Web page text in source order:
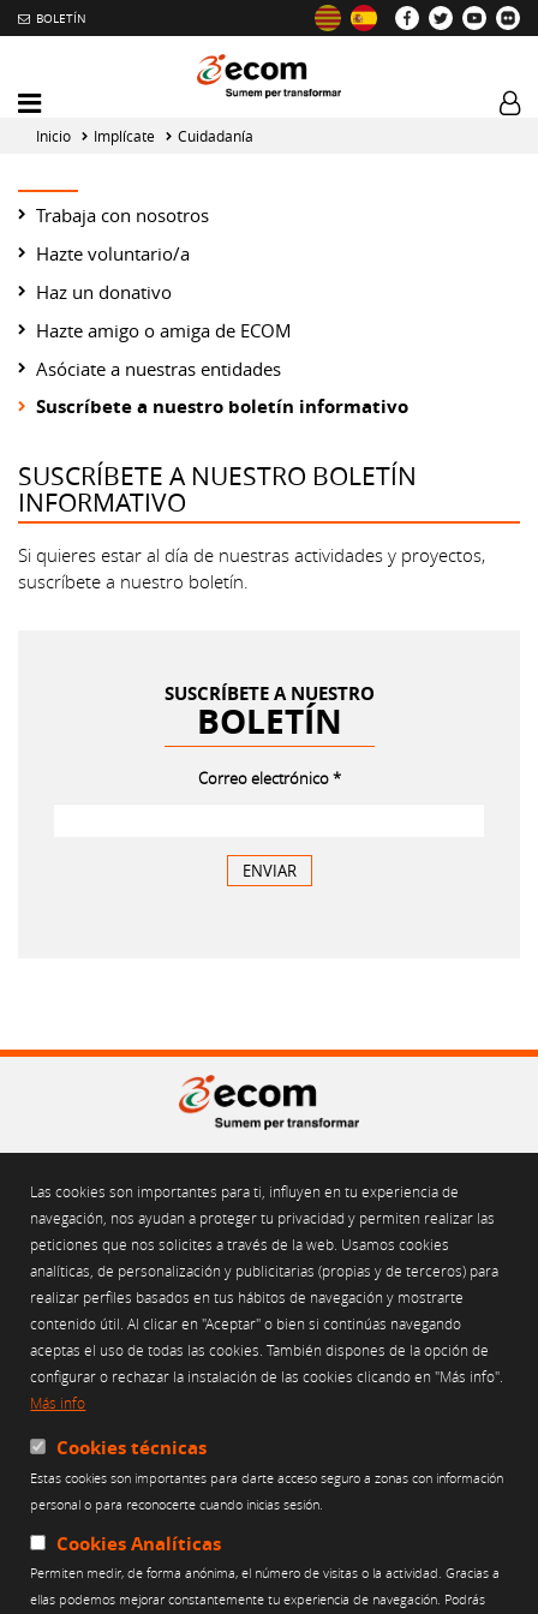
Las cookies son importantes para ti, influyen en tu experiencia de
navegación, nos ayudan a proteger tu privacidad y permiten realizar las
peticiones que nos solicites a través de la web. Usamos cookies
analíticas, de personalización y publicitarias (propias y de terceros) para
realizar perfiles basados en tus hábitos de navegación y mostrarte
contenido útil. Al clicar en "Aceptar" o bien si continúas navegando
aceptas el uso de todas las cookies. También dispones de la opción de
configurar o rechazar la instalación de las cookies clicando en "Más info".
Más info
Cookies técnicas
Estas cookies son importantes para darte acceso seguro a zonas con información
personal o para reconocerte cuando inicias sesión.
Cookies Analíticas
Permiten medir, de forma anónima, el número de visitas o la actividad. Gracias a
ellas podemos mejorar constantemente tu experiencia de navegación. Podrás
BOLETÍN
Intercambiador
del
menú
principal
Inicio Implícate Cuidadanía
Trabaja con nosotros
Hazte voluntario/a
Haz un donativo
Hazte amigo o amiga de ECOM
Asóciate a nuestras entidades
Suscríbete a nuestro boletín informativo
SUSCRÍBETE A NUESTRO BOLETÍN
INFORMATIVO
Si quieres estar al día de nuestras actividades y proyectos,
suscríbete a nuestro boletín.
SUSCRÍBETE A NUESTRO
BOLETÍN
Correo electrónico*
ENVIARMI SOLICITUD DE SUSCRIPCIÓN
Tel. 93 451 55 50 Fax. 93 451 69 04ecom@ecom.cat
Sello de Garantía LOPD-LSSICE
AVISO LEGAL
POLÍTICA DE PRIVACIDAD
POLÍTICA DE USO DE COOKIES
Web financiada por: